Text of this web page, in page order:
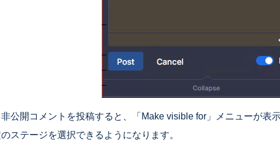
非公開コメントを投稿すると、「Make visible for」メニューが表
ステージを選択できるようになります。